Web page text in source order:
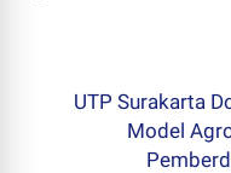
UTP Surakarta
Model